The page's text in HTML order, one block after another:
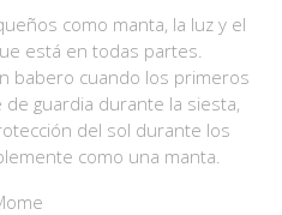
como manta, la luz y el
está en todas partes.
babero cuando los primeros
guardia durante la siesta,
del sol durante los
como una manta.